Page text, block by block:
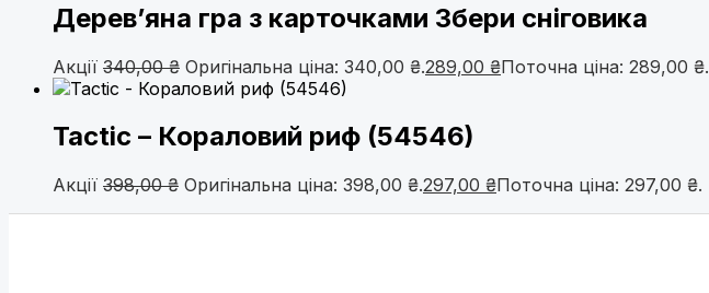
Дерев’яна гра з карточками Збери сніговика
Акції 340,00₴ Оригінальна ціна: 340,00 ₴.289,00 ₴Поточна ціна: 289,00 ₴.
Tactic – Кораловий риф (54546)
Акції 398,00₴ Оригінальна ціна: 398,00 ₴.297,00 ₴Поточна ціна: 297,00 ₴.